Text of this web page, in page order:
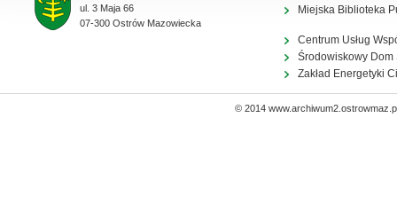
ul. 3 Maja 66
07-300 Ostrów Mazowiecka
Miejska Biblioteka
Centrum Usług
Środowiskowy Dom
Zakład Energetyki
© 2014